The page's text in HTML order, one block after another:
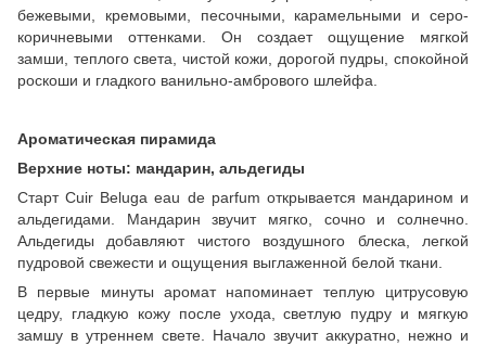
бежевыми, кремовыми, песочными, карамельными и серо-
коричневыми оттенками. Он создает ощущение мягкой
замши, теплого света, чистой кожи, дорогой пудры, спокойной
роскоши и гладкого ванильно-амбрового шлейфа.
Ароматическая пирамида
Верхние ноты: мандарин, альдегиды
Старт Cuir Beluga eau de parfum открывается мандарином и
альдегидами. Мандарин звучит мягко, сочно и солнечно.
Альдегиды добавляют чистого воздушного блеска, легкой
пудровой свежести и ощущения выглаженной белой ткани.
В первые минуты аромат напоминает теплую цитрусовую
цедру, гладкую кожу после ухода, светлую пудру и мягкую
замшу в утреннем свете. Начало звучит аккуратно, нежно и